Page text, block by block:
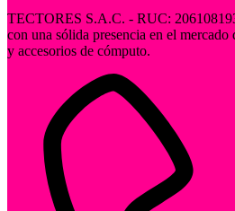
TECTORES S.A.C. - RUC:
con una sólida presencia en el
y accesorios de cómputo.